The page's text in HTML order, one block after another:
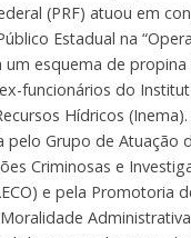
(PRF) atuou em
Estadual na
um esquema de propina
funcionários do
Hídricos
pelo Grupo de Atuação
Criminosas e
e pela Promotoria